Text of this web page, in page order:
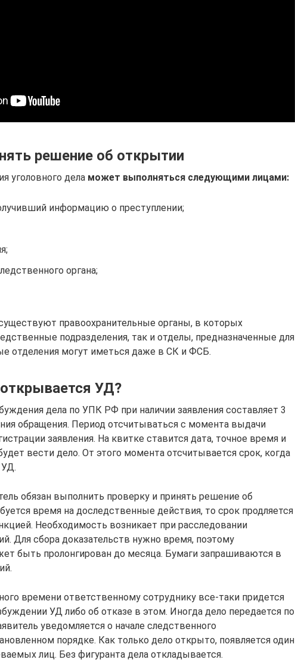
решение об открытии
уголовного дела может выполняться следующими лицами:
информацию о преступлении;
органа;
правоохранительные органы, в которых
подразделения, так и отделы, предназначенные для
отделения могут иметься даже в СК и ФСБ.
УД?
дела по УПК РФ при наличии заявления составляет 3
обращения. Период отсчитываться с момента выдачи
заявления. На квитке ставится дата, точное время и
вести дело. От этого момента отсчитывается срок, когда
обязан выполнить проверку и принять решение об
время на доследственные действия, то срок продляется
Необходимость возникает при расследовании
Для сбора доказательств нужно время, поэтому
быть пролонгирован до месяца. Бумаги запрашиваются в
времени ответственному сотруднику все-таки придется
УД либо об отказе в этом. Иногда дело передается по
уведомляется о начале следственного
порядке. Как только дело открыто, появляется один
лиц. Без фигуранта дела откладывается.